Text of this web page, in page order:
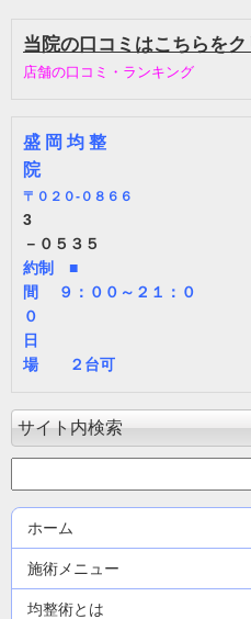
当院の口コミはこちらを
店舗の口コミ・ランキング サ
盛 岡 均 整
院
〒 ０２０-０８６６
岩手県
3 ℡ ０１
－０５３５
約制 ■
間 ９：００～２１：０
０ 定休
日
場 ２台可
サイト内検索
ホーム
施術メニュー
均整術とは